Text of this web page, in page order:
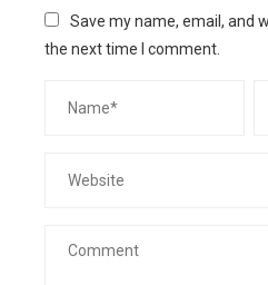
Save my name, email, and
the next time I comment.